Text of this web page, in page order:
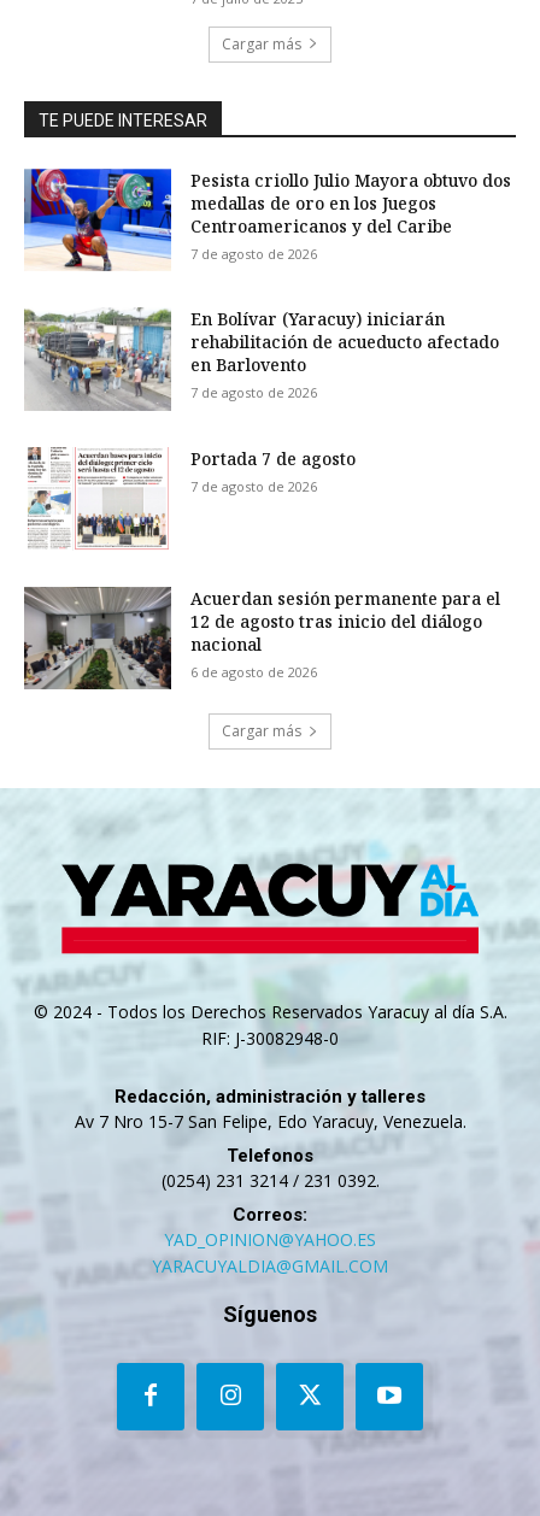
Cargar más
TE PUEDE INTERESAR
Pesista criollo Julio Mayora obtuvo dos
medallas de oro en los Juegos
Centroamericanos y del Caribe
7 de agosto de 2026
En Bolívar (Yaracuy) iniciarán
rehabilitación de acueducto afectado
en Barlovento
7 de agosto de 2026
Portada 7 de agosto
7 de agosto de 2026
Acuerdan sesión permanente para el
12 de agosto tras inicio del diálogo
nacional
6 de agosto de 2026
Cargar más
© 2024 - Todos los Derechos Reservados Yaracuy al día S.A.
RIF: J-30082948-0
Redacción, administración y talleres
Av 7 Nro 15-7 San Felipe, Edo Yaracuy, Venezuela.
Telefonos
(0254) 231 3214 / 231 0392.
Correos:
YAD_OPINION@YAHOO.ES
YARACUYALDIA@GMAIL.COM
Síguenos